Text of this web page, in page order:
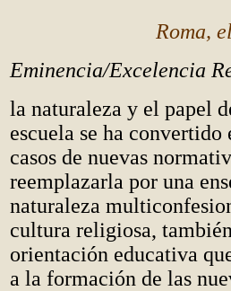
Roma,
Eminencia/Excelencia
la naturaleza y el papel
escuela se ha
casos de nuevas
reemplazarla por una
naturaleza
cultura religiosa,
orientación educativa
a la formación de las